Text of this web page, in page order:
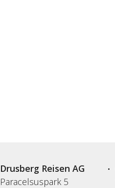
Drusberg Reisen AG
Paracelsuspark 5